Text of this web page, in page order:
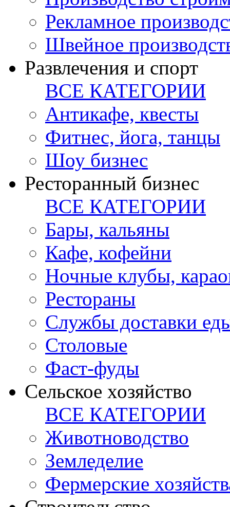
Рекламное
Швейное
Развлечения и спорт
ВСЕ КАТЕГОРИИ
Антикафе, квесты
Фитнес, йога, танцы
Шоу бизнес
Ресторанный бизнес
ВСЕ КАТЕГОРИИ
Бары, кальяны
Кафе, кофейни
Ночные клубы,
Рестораны
Службы доставки
Столовые
Фаст-фуды
Сельское хозяйство
ВСЕ КАТЕГОРИИ
Животноводство
Земледелие
Фермерские